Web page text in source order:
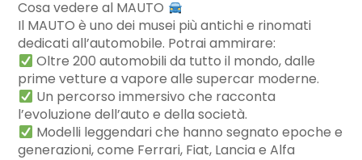
Cosa vedere al MAUTO
Il MAUTO è uno dei musei più antichi e rinomati
dedicati all’automobile. Potrai ammirare:
Oltre 200 automobili da tutto il mondo, dalle
prime vetture a vapore alle supercar moderne.
Un percorso immersivo che racconta
l’evoluzione dell’auto e della società.
Modelli leggendari che hanno segnato epoche e
generazioni, come Ferrari, Fiat, Lancia e Alfa